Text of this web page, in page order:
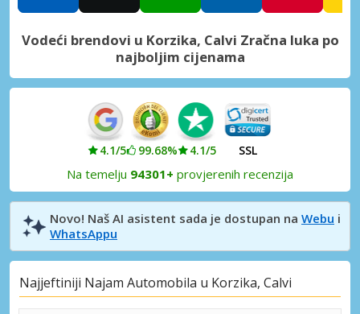
Vodeći brendovi u Korzika, Calvi Zračna luka po
najboljim cijenama
4.1/5 99.68% 4.1/5 SSL
Na temelju 94301+ provjerenih recenzija
Novo! Naš AI asistent sada je dostupan na Webu i
WhatsAppu
Najjeftiniji Najam Automobila u Korzika, Calvi